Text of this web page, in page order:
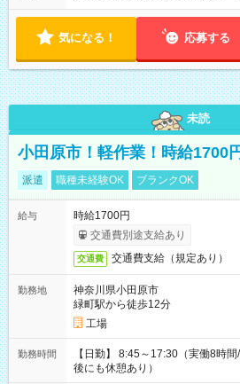
18:00 などのように、自由な働
気になる！ 応募する
未読
小田原市！軽作業！時給1700
派遣 職種未経験OK ブランクOK
給与
時給1700円
交通費別途支給あり
交通費 交通費支給（規定あり）
勤務地
神奈川県小田原市
緑町駅から徒歩12分
工場
勤務時間
【日勤】 8:45～17:30（実働8時
後にも休憩あり）